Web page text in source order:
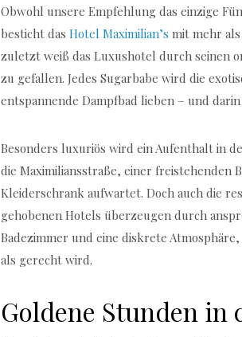
Obwohl unsere Empfehlung das einzige
besticht dasHotel Maximilian’s mit mehr
zuletzt weiß das Luxushotel durch seinen
zu gefallen. Jedes Sugarbabe wird die
entspannende Dampfbad lieben – und
Besonders luxuriös wird ein Aufenthalt in
die Maximiliansstraße, einer freistehenden
Kleiderschrank aufwartet. Doch auch die
gehobenen Hotels überzeugen durch
Badezimmer und eine diskrete
als gerecht wird.
Goldene Stunden in